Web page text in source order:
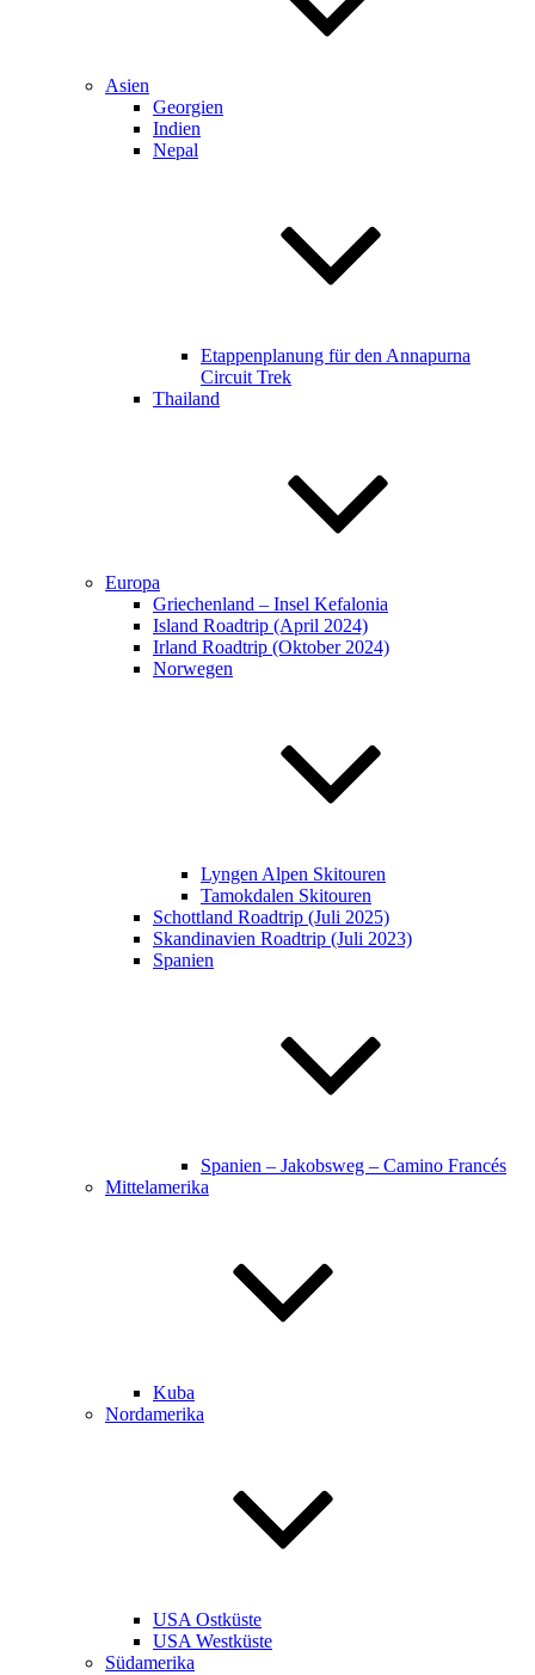
Asien
Georgien
Indien
Nepal
Etappenplanung für den Annapurna
Circuit Trek​​
Thailand
Europa
Griechenland – Insel Kefalonia
Island Roadtrip (April 2024)
Irland Roadtrip (Oktober 2024)
Norwegen
Lyngen Alpen Skitouren
Tamokdalen Skitouren
Schottland Roadtrip (Juli 2025)
Skandinavien Roadtrip (Juli 2023)
Spanien
Spanien – Jakobsweg – Camino Francés
Mittelamerika
Kuba
Nordamerika
USA Ostküste
USA Westküste
Südamerika